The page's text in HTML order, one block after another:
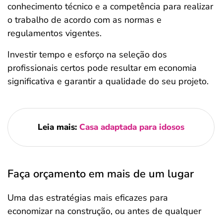
conhecimento técnico e a competência para realizar
o trabalho de acordo com as normas e
regulamentos vigentes.
Investir tempo e esforço na seleção dos
profissionais certos pode resultar em economia
significativa e garantir a qualidade do seu projeto.
Leia mais: Casa adaptada para idosos
Faça orçamento em mais de um lugar
Uma das estratégias mais eficazes para
economizar na construção, ou antes de qualquer